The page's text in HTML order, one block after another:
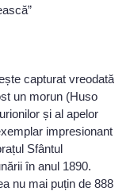
capturat vreodată
un morun (Huso
și al apelor
impresionant
Sfântul
în anul 1890.
nu mai puțin de 888